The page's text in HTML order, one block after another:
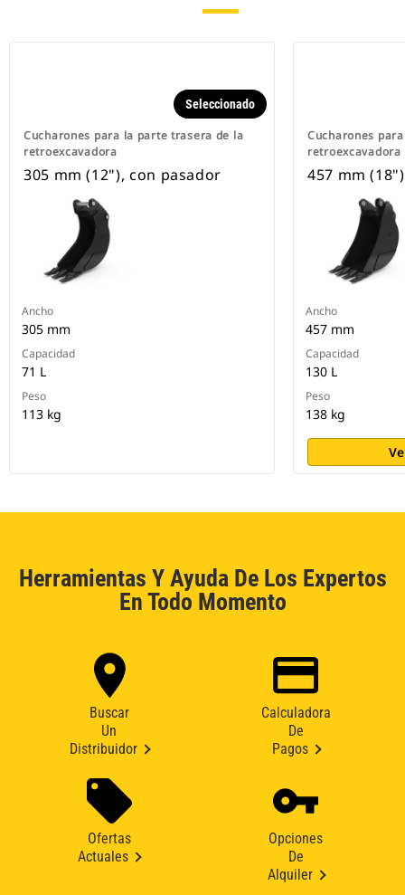
Cucharones para la parte trasera de la
retroexcavadora
Seleccionado
305 mm (12"), con pasador
Ancho
305 mm
Capacidad
71 L
Peso
113 kg
Cucharones
retroexcavadora
457 mm
Ancho
457 mm
Capacidad
130 L
Peso
138 kg
Herramientas Y Ayuda De Los Expertos
En Todo Momento
Buscar
Un
Distribuidor
Calculadora
De
Pagos
Ofertas
Actuales
Opciones
De
Alquiler